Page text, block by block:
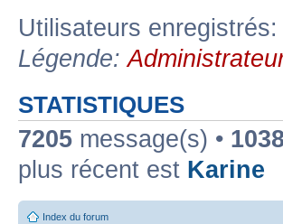
Utilisateurs
Légende:
STATISTIQUES
7205 message(s) •
plus récent est Karine
Index du forum